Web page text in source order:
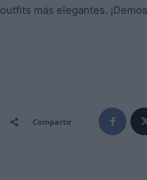
outfits más elegantes.
Compartir